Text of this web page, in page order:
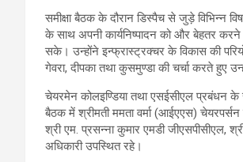
समीक्षा बैठक के दौरान डिस्पैच से जुड़े विभिन्न
के साथ अपनी कार्यनिष्पादन को और बेहतर
सके। उन्होंने इन्फ्रास्ट्रक्चर के विकास की
गेवरा, दीपका तथा कुसमुण्डा की चर्चा करते हुए
चेयरमेन कोलइण्डिया तथा एसईसीएल प्रबंधन
बैठक में श्रीमती ममता वर्मा (आईएएस)
श्री एम. प्रसन्ना कुमार एमडी जीएसपीसीएल,
अधिकारी उपस्थित रहे।